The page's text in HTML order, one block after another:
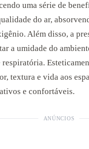
uma série de
do ar,
Além disso, a
a umidade do
respiratória.
textura e vida aos
e confortáveis.
ANÚNCIOS